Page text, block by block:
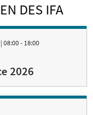
DES IFA
| 08:00 - 18:00
2026